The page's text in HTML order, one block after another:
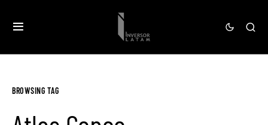
BROWSING TAG